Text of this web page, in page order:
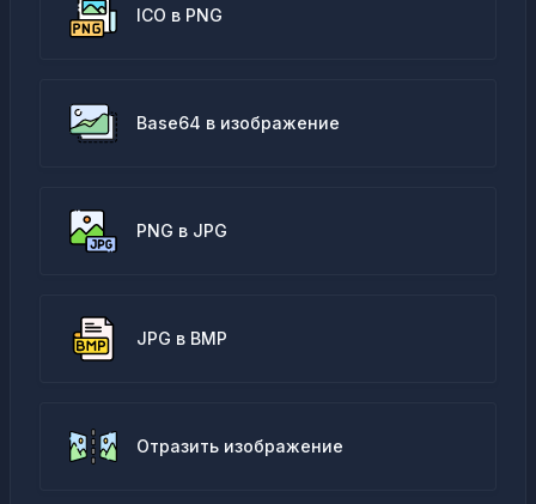
ICO в PNG
Base64 в изображение
PNG в JPG
JPG в BMP
Отразить изображение